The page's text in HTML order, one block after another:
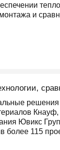
и
решения
Ювикс
115